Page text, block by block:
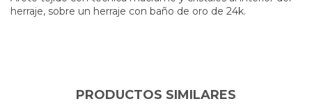
herraje, sobre un herraje con baño de oro de 24k.
PRODUCTOS SIMILARES